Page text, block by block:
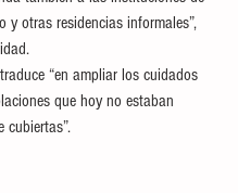
y otras residencias informales”,
“en ampliar los cuidados
que hoy no estaban
cubiertas”.